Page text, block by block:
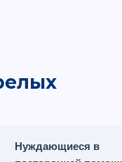
Нуждающиеся в